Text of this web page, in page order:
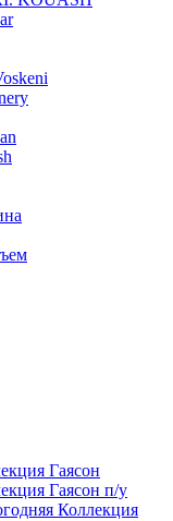
Гаясон
Гаясон п/у
Коллекция